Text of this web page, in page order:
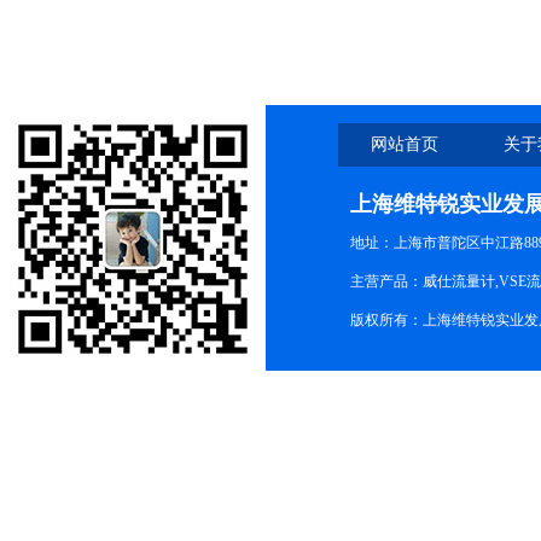
网站首页 关
上海维特锐实业发
地址：上海市普陀区中江路
主营产品：威仕流量计,VSE
版权所有：上海维特锐实业